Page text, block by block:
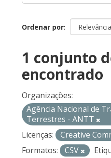
Ordenar por
1 conjunto
encontrado
Organizações:
Agência Nacional de
Terrestres - ANTT
Licenças:
Creative
Formatos:
CSV